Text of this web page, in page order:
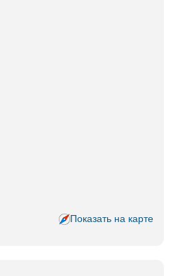
Показать на карте